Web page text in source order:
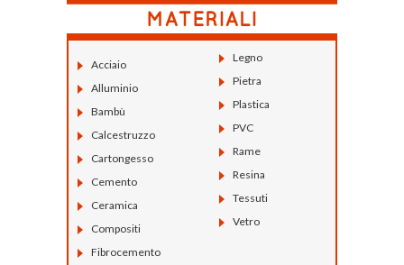
Acciaio
Alluminio
Bambù
Calcestruzzo
Cartongesso
Cemento
Ceramica
Compositi
Fibrocemento
Legno
Pietra
Plastica
PVC
Rame
Resina
Tessuti
Vetro